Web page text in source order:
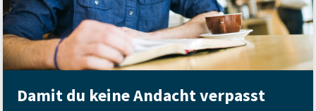
Damit du keine Andacht verpasst